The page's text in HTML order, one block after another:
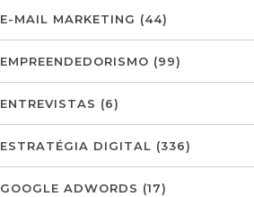
E-MAIL MARKETING (44)
EMPREENDEDORISMO (99)
ENTREVISTAS (6)
ESTRATÉGIA DIGITAL (336)
GOOGLE ADWORDS (17)